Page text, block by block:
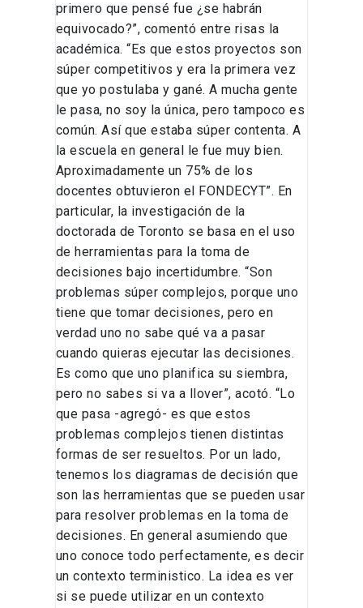
primero que pensé fue ¿se habrán
equivocado?”, comentó entre risas la
académica. “Es que estos proyectos son
súper competitivos y era la primera vez
que yo postulaba y gané. A mucha gente
le pasa, no soy la única, pero tampoco es
común. Así que estaba súper contenta. A
la escuela en general le fue muy bien.
Aproximadamente un 75% de los
docentes obtuvieron el FONDECYT”. En
particular, la investigación de la
doctorada de Toronto se basa en el uso
de herramientas para la toma de
decisiones bajo incertidumbre. “Son
problemas súper complejos, porque uno
tiene que tomar decisiones, pero en
verdad uno no sabe qué va a pasar
cuando quieras ejecutar las decisiones.
Es como que uno planifica su siembra,
pero no sabes si va a llover”, acotó. “Lo
que pasa -agregó- es que estos
problemas complejos tienen distintas
formas de ser resueltos. Por un lado,
tenemos los diagramas de decisión que
son las herramientas que se pueden usar
para resolver problemas en la toma de
decisiones. En general asumiendo que
uno conoce todo perfectamente, es decir
un contexto terministico. La idea es ver
si se puede utilizar en un contexto